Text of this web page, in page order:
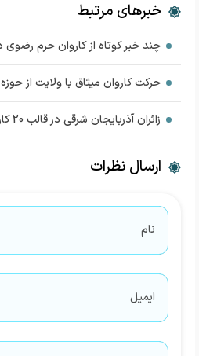
خبرهای مرتبط
چند خبر کوتاه از کاروان حرم رضوی
حرکت کاروان میثاق با ولایت از
زائران آذربایجان شرقی در قالب 20 کاروان به حج اعزام می شوند
ارسال نظرات